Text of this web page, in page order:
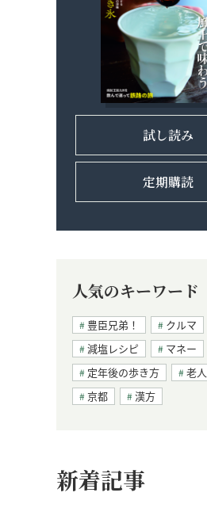
試し読み
定期購読
人気のキーワード
豊臣兄弟！
クルマ
減塩レシピ
マネー
定年後の歩き方
老
京都
漢方
新着記事